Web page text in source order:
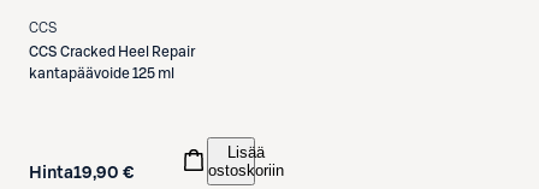
CCS
CCS Cracked Heel Repair
kantapäävoide 125 ml
Hinta19,90 €
Lisää
ostoskoriin